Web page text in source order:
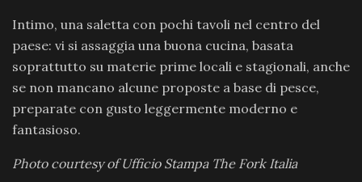
Intimo, una saletta con pochi tavoli nel centro del
paese: vi si assaggia una buona cucina, basata
soprattutto su materie prime locali e stagionali, anche
se non mancano alcune proposte a base di pesce,
preparate con gusto leggermente moderno e
fantasioso.
Photo courtesy of Ufficio Stampa The Fork Italia